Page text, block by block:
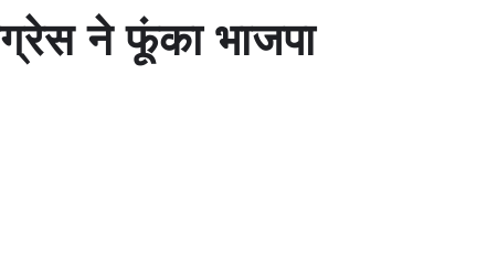
ने फूंका भाजपा